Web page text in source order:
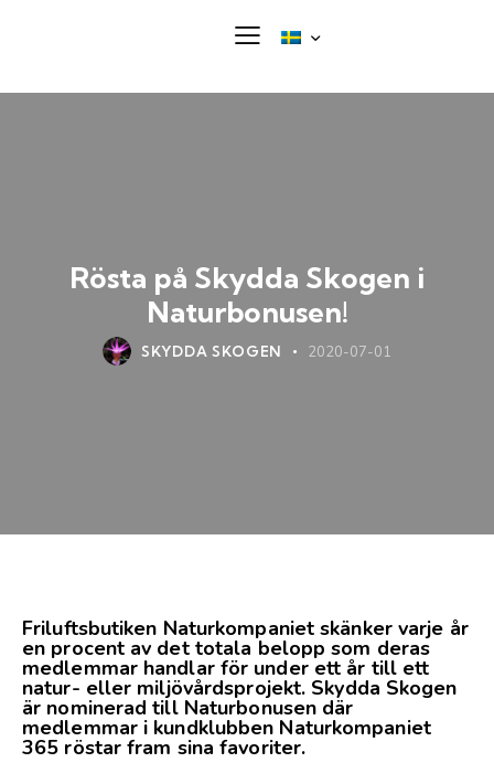
Rösta på Skydda Skogen i
Naturbonusen!
SKYDDA SKOGEN 2020-07-01
Friluftsbutiken Naturkompaniet skänker varje år
en procent av det totala belopp som deras
medlemmar handlar för under ett år till ett
natur- eller miljövårdsprojekt. Skydda Skogen
är nominerad till Naturbonusen där
medlemmar i kundklubben Naturkompaniet
365 röstar fram sina favoriter.